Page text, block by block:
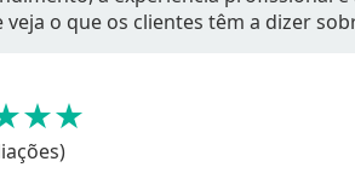
o que os clientes têm a dizer